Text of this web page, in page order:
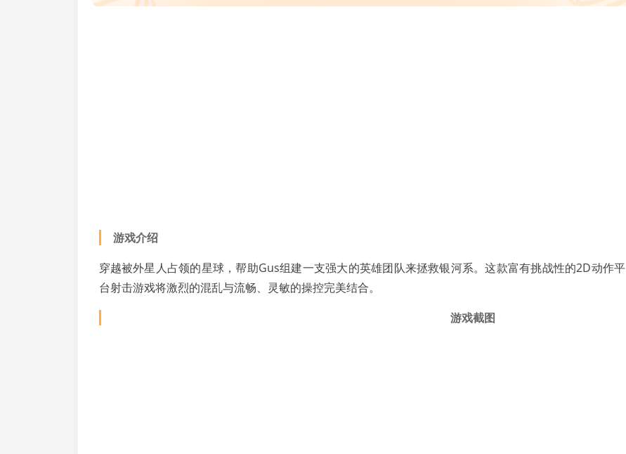
游戏介绍
穿越被外星人占领的星球，帮助Gus组建一支强大的英雄团队来拯救银河系。这款富有挑战性的2D动作平
台射击游戏将激烈的混乱与流畅、灵敏的操控完美结合。
游戏截图